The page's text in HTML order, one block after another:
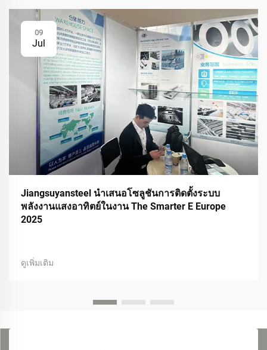
09
Jul
Jiangsuyansteel นำเสนอโซลูชันการติดตั้งระบบ
พลังงานแสงอาทิตย์ในงาน The Smarter E Europe
2025
ดูเพิ่มเติม